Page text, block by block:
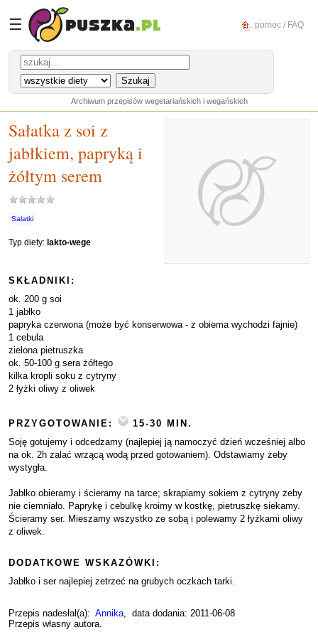
☰ pomoc / FAQ
Archiwum przepisów wegetariańskich i wegańskich
Sałatka z soi z
jabłkiem, papryką i
żółtym serem
Sałatki
Typ diety: lakto-wege
SKŁADNIKI:
ok. 200 g soi
1 jabłko
papryka czerwona (może być konserwowa - z obiema wychodzi fajnie)
1 cebula
zielona pietruszka
ok. 50-100 g sera żółtego
kilka kropli soku z cytryny
2 łyżki oliwy z oliwek
PRZYGOTOWANIE:
15-30 MIN.
Soję gotujemy i odcedzamy (najlepiej ją namoczyć dzień wcześniej albo
na ok. 2h zalać wrzącą wodą przed gotowaniem). Odstawiamy żeby
wystygła.
Jabłko obieramy i ścieramy na tarce; skrapiamy sokiem z cytryny żeby
nie ciemniało. Paprykę i cebulkę kroimy w kostkę, pietruszkę siekamy.
Ścieramy ser. Mieszamy wszystko ze sobą i polewamy 2 łyżkami oliwy
z oliwek.
DODATKOWE WSKAZÓWKI:
Jabłko i ser najlepiej zetrzeć na grubych oczkach tarki.
Przepis nadesłał(a): Annika, data dodania: 2011-06-08
Przepis własny autora.